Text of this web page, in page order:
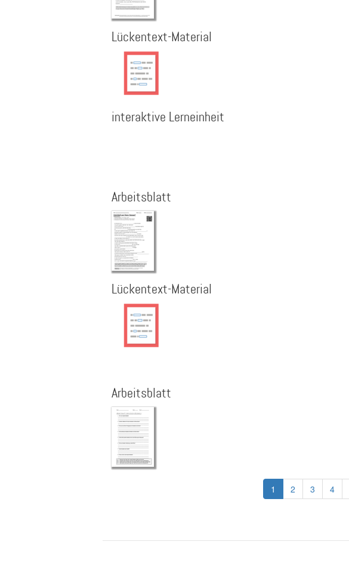
Lückentext-Material
interaktive Lerneinheit
Arbeitsblatt
Lückentext-Material
Arbeitsblatt
Aktuelle
Seite
1 Page
2 Page
3 Page
4